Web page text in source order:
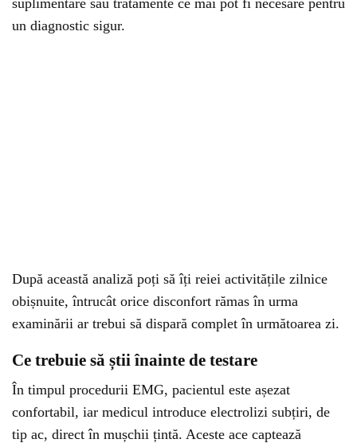
suplimentare sau tratamente ce mai pot fi necesare pentru
un diagnostic sigur.
După această analiză poți să îți reiei activitățile zilnice
obișnuite, întrucât orice disconfort rămas în urma
examinării ar trebui să dispară complet în următoarea zi.
Ce trebuie să știi înainte de testare
În timpul procedurii EMG, pacientul este așezat
confortabil, iar medicul introduce electrolizi subțiri, de
tip ac, direct în mușchii țintă. Aceste ace captează